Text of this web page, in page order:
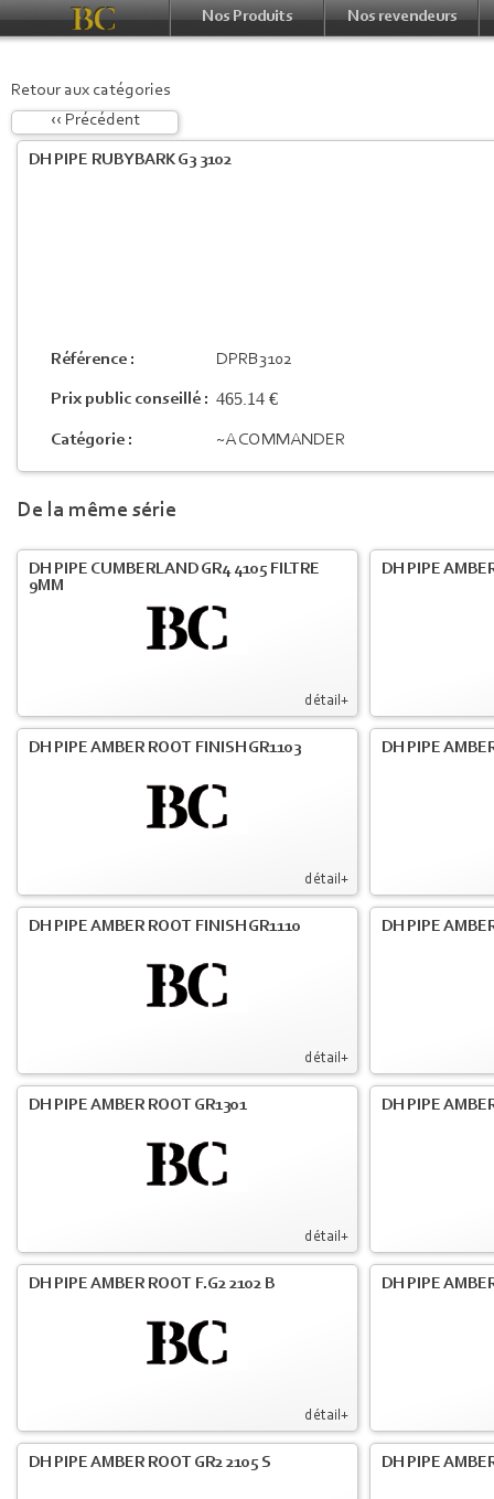
Nos Produits Nos revendeurs
Retour aux catégories
‹‹ Précédent
DH PIPE RUBYBARK G3 3102
Référence : DPRB3102
Prix public conseillé : 465.14 €
Catégorie : ~A COMMANDER
De la même série
détail+
DH PIPE CUMBERLAND GR4 4105 FILTRE
9MM
DH PIPE
détail+
DH PIPE AMBER ROOT FINISH GR1103 DH PIPE
détail+
DH PIPE AMBER ROOT FINISH GR1110 DH PIPE
détail+
DH PIPE AMBER ROOT GR1301 DH PIPE
détail+
DH PIPE AMBER ROOT F.G2 2102 B DH PIPE
DH PIPE AMBER ROOT GR2 2105 S DH PIPE